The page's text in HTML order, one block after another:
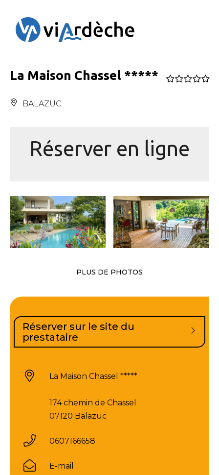
La Maison Chassel *****
BALAZUC
Réserver en ligne
PLUS DE PHOTOS
Réserver sur le site du
prestataire
La Maison Chassel *****
174 chemin de Chassel
07120 Balazuc
0607166658
E-mail